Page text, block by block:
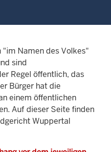
Namen des Volkes"
sind
Regel öffentlich, das
Bürger hat die
einem öffentlichen
Auf dieser Seite finden
Wuppertal